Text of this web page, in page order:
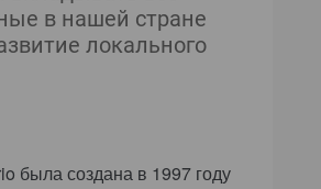
в нашей стране
локального
была создана в 1997 году